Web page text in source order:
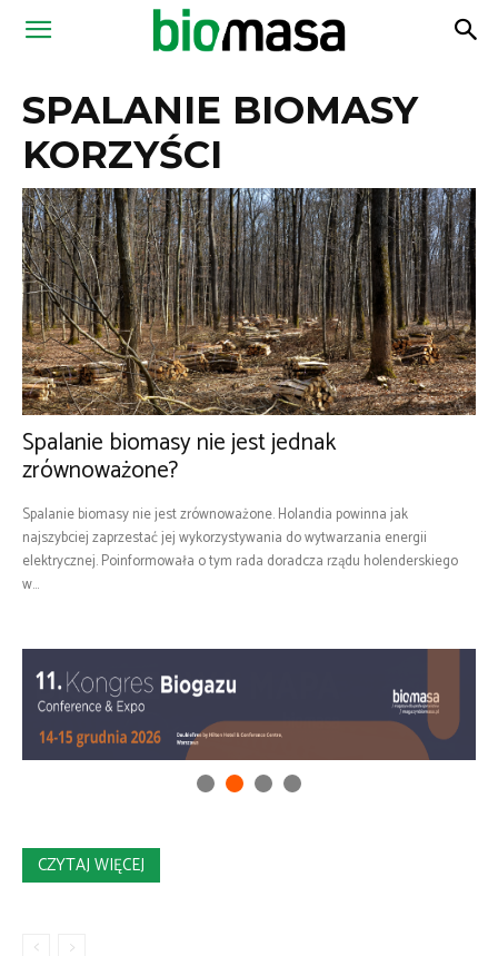
Magazyn
SPALANIE BIOMASY
KORZYŚCI
Spalanie biomasy nie jest jednak
zrównoważone?
Spalanie biomasy nie jest zrównoważone. Holandia powinna jak
najszybciej zaprzestać jej wykorzystywania do wytwarzania energii
elektrycznej. Poinformowała o tym rada doradcza rządu holenderskiego
w...
CZYTAJ WIĘCEJ